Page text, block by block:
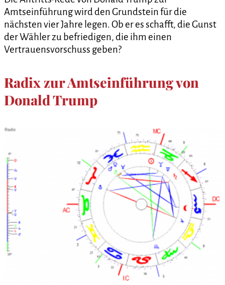
Amtseinführung wird den Grundstein für die
nächsten vier Jahre legen. Ob er es schafft, die Gunst
der Wähler zu befriedigen, die ihm einen
Vertrauensvorschuss geben?
Radix zur Amtseinführung von
Donald Trump